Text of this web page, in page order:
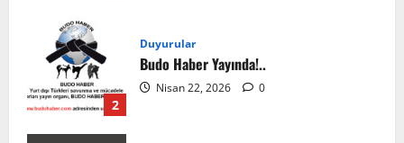
2
Duyurular
Budo Haber Yayında!..
Nisan 22, 2026 0